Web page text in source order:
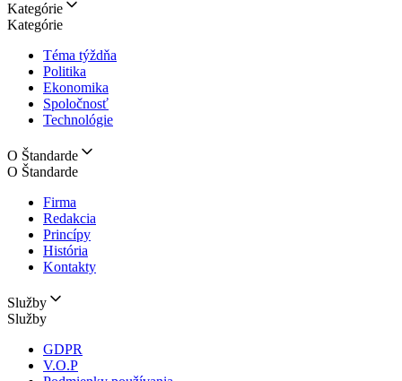
Kategórie
Kategórie
Téma týždňa
Politika
Ekonomika
Spoločnosť
Technológie
O Štandarde
O Štandarde
Firma
Redakcia
Princípy
História
Kontakty
Služby
Služby
GDPR
V.O.P